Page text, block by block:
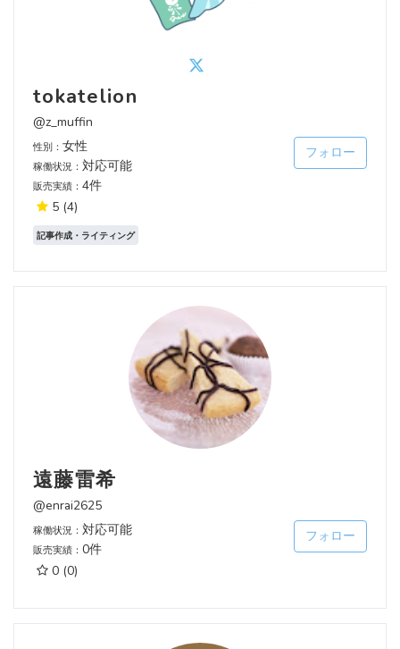
tokatelion
@z_muffin
性別： 女性
稼働状況： 対応可能
販売実績： 4件
5 (4)
フォロー
記事作成・ライティング
遠藤雷希
@enrai2625
稼働状況： 対応可能
販売実績： 0件
0 (0)
フォロー